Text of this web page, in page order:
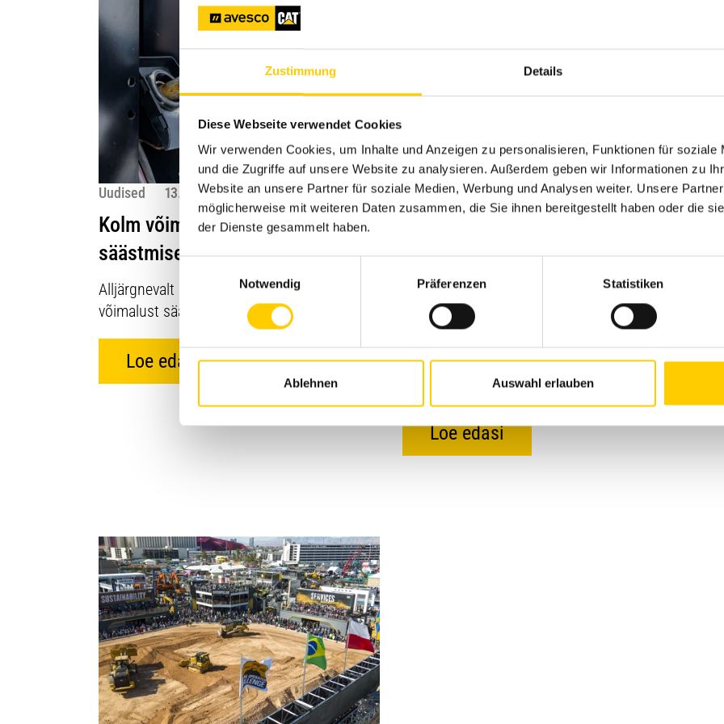
Zustimmung Details
Diese Webseite verwendet Cookies
Wir verwenden Cookies, um Inhalte und Anzeigen zu personalisieren, Funktionen für soziale
und die Zugriffe auf unsere Website zu analysieren. Außerdem geben wir Informationen zu
Website an unsere Partner für soziale Medien, Werbung und Analysen weiter. Unsere
möglicherweise mit weiteren Daten zusammen, die Sie ihnen bereitgestellt haben oder die
der Dienste gesammelt haben.
Einwilligungsauswahl
Notwendig
Präferenzen Statistiken
Ablehnen Auswahl erlauben
Uudised 13.05.2026
Kolm võimalust kütuse pealt
säästmiseks
Alljärgnevalt on toodud kolm lihtsat
võimalust säästmise alustamiseks
Loe edasi
Uudised 17.04.2026
Caterpillari maailmatase annavad
energiakindluse
Generaatori valik tähendab investeeringut,
seadme pikk eluiga ja professionaalne tugi,
Loe edasi